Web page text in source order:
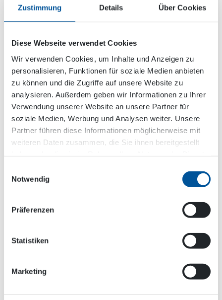
Zustimmung Details Über Cookies
Diese Webseite verwendet Cookies
Wir verwenden Cookies, um Inhalte und Anzeigen zu
personalisieren, Funktionen für soziale Medien anbieten
zu können und die Zugriffe auf unsere Website zu
analysieren. Außerdem geben wir Informationen zu Ihrer
Verwendung unserer Website an unsere Partner für
soziale Medien, Werbung und Analysen weiter. Unsere
Partner führen diese Informationen möglicherweise mit
weiteren Daten zusammen, die Sie ihnen bereitgestellt
Notwendig
Präferenzen
Statistiken
Marketing
bedeutet. Weil die Abfallbehandlungsgebühren
lohnenswerte Investition. Gleichzeitig bedankt
werden kann, eröffnet Esa Mäntylä.
Die neue [Vakuum] Schaufel ermöglicht eine
bessere Sortierung von Abfällen und Materialien
direkt auf der Abbruchbaustelle, was wiederum
weniger gemischte Abfälle bedeutet. Weil die
Abfallbehandlungsgebühren für gemischte
Abfälle erheblich höher sind als für sortierte, ist
die [Vakuum]-Schaufel eine lohnenswerte
Esa Mäntylä, Präsident und CEO von Mevaset Oy